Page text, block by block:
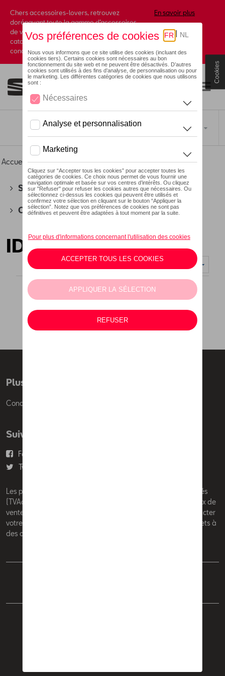
Chers accessoires-lovers, retrouvez
dorénavant toute la gamme d’accessoires
de votre marque préférée sous forme de
catalogue à commander auprès de votre
concessionaire.
En savoir plus
Accueil >Pour vous > ID Polo Collection
SEAT(178)
CUPRA(201)
ID Polo Collection
Plus d'informations
Conditions de vente
Suivez nous
Facebook
Twitter
Les prix affichés sur le présent site sont des prix recommandés
(TVAc), hors éventuels frais de montage. Pour connaitre le prix de
vente actuel et les éventuels frais de montage, veuillez contacter
votre concessionnaire/agent. Les prix recommandés sont sujets à
des changements sans préavis.
Cookies